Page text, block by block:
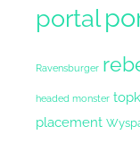
portal
Ravensburger
headed monster
placement